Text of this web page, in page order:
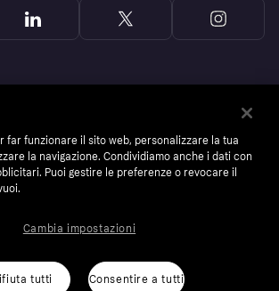
far funzionare il sito web, personalizzare la tua
la navigazione. Condividiamo anche i dati con
Puoi gestire le preferenze o revocare il
tutti Consentire a tutti
Cambia impostazioni